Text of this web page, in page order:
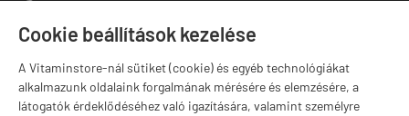
Cookie beállítások kezelése
A Vitaminstore-nál sütiket (cookie) és egyéb technológiákat
alkalmazunk oldalaink forgalmának mérésére és elemzésére, a
látogatók érdeklődéséhez való igazítására, valamint személyre
T
1141 Budapest,
Szugló u. 83-85.
H-P:10:00-18:00
Márkák